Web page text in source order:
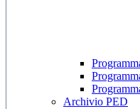
Archivio PED